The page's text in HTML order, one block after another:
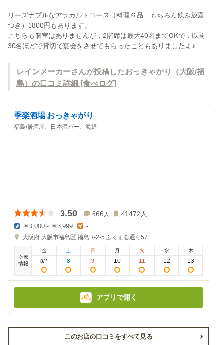
リーズナブルなアラカルトコース（料理６品，もちろん飲み放題
つき）3800円もあります。
こちらも個室はありませんが，2階席は最大40名までOKで，以前
30名ほどで貸切で宴会をさせてもらったこともありましたよ♪
レインメーカーさんが投稿したおっきゃがり（大阪/福
島）の口コミ詳細 [食べログ]
季楽酒場 おっきゃがり
福島/居酒屋、日本酒バー、海鮮
3.50 666 人 41472 人
夜
の
額
￥3,000～￥3,999
昼
の
-
大阪府 大阪市福島区 福島 7-2-5 ふくまる通り57
空席
情報
金
8/7
土
8
日
9
月
10
火
11
水
12
木
13
アプリで開く
このお店の口コミをすべて見る